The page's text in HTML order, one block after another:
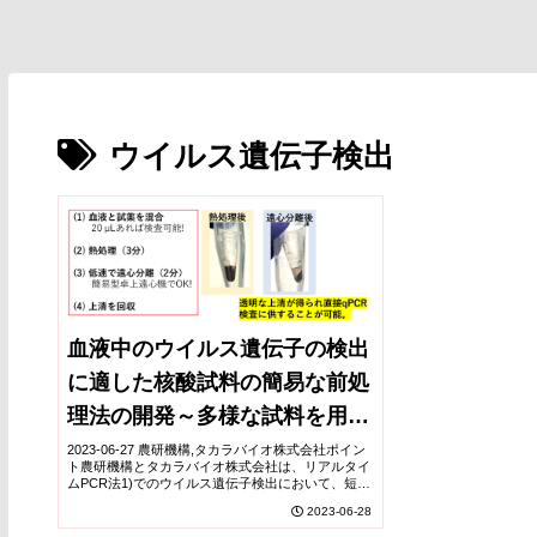
ウイルス遺伝子検出
血液中のウイルス遺伝子の検出
に適した核酸試料の簡易な前処
理法の開発～多様な試料を用い
た迅速で効率的な遺伝子検査を
可能に～
2023-06-27 農研機構,タカラバイオ株式会社ポイン
ト農研機構とタカラバイオ株式会社は、リアルタイ
ムPCR法1)でのウイルス遺伝子検出において、短時
から核酸を迅速に抽出するとともに、PCR...2023-06-28